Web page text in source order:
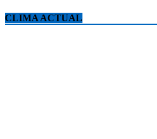
CLIMA ACTUAL